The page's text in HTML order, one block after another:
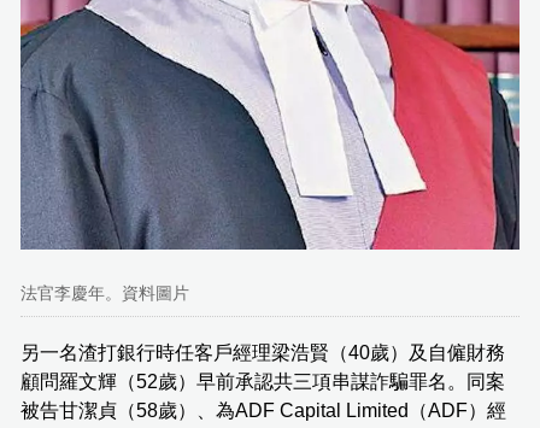
法官李慶年。資料圖片
另一名渣打銀行時任客戶經理梁浩賢（40歲）及自僱財務
顧問羅文輝（52歲）早前承認共三項串謀詐騙罪名。同案
被告甘潔貞（58歲）、為ADF Capital Limited（ADF）經